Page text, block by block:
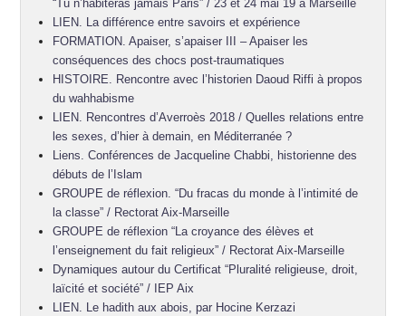
“Tu n’habiteras jamais Paris” / 23 et 24 mai 19 à Marseille
LIEN. La différence entre savoirs et expérience
FORMATION. Apaiser, s’apaiser III – Apaiser les
conséquences des chocs post-traumatiques
HISTOIRE. Rencontre avec l’historien Daoud Riffi à propos
du wahhabisme
LIEN. Rencontres d’Averroès 2018 / Quelles relations entre
les sexes, d’hier à demain, en Méditerranée ?
Liens. Conférences de Jacqueline Chabbi, historienne des
débuts de l’Islam
GROUPE de réflexion. “Du fracas du monde à l’intimité de
la classe” / Rectorat Aix-Marseille
GROUPE de réflexion “La croyance des élèves et
l’enseignement du fait religieux” / Rectorat Aix-Marseille
Dynamiques autour du Certificat “Pluralité religieuse, droit,
laïcité et société” / IEP Aix
LIEN. Le hadith aux abois, par Hocine Kerzazi